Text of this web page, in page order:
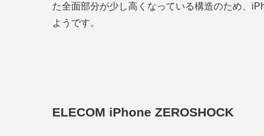
た全面部分が少し高くなっている構造のため、
ようです。
ELECOM iPhone ZEROSHOCK